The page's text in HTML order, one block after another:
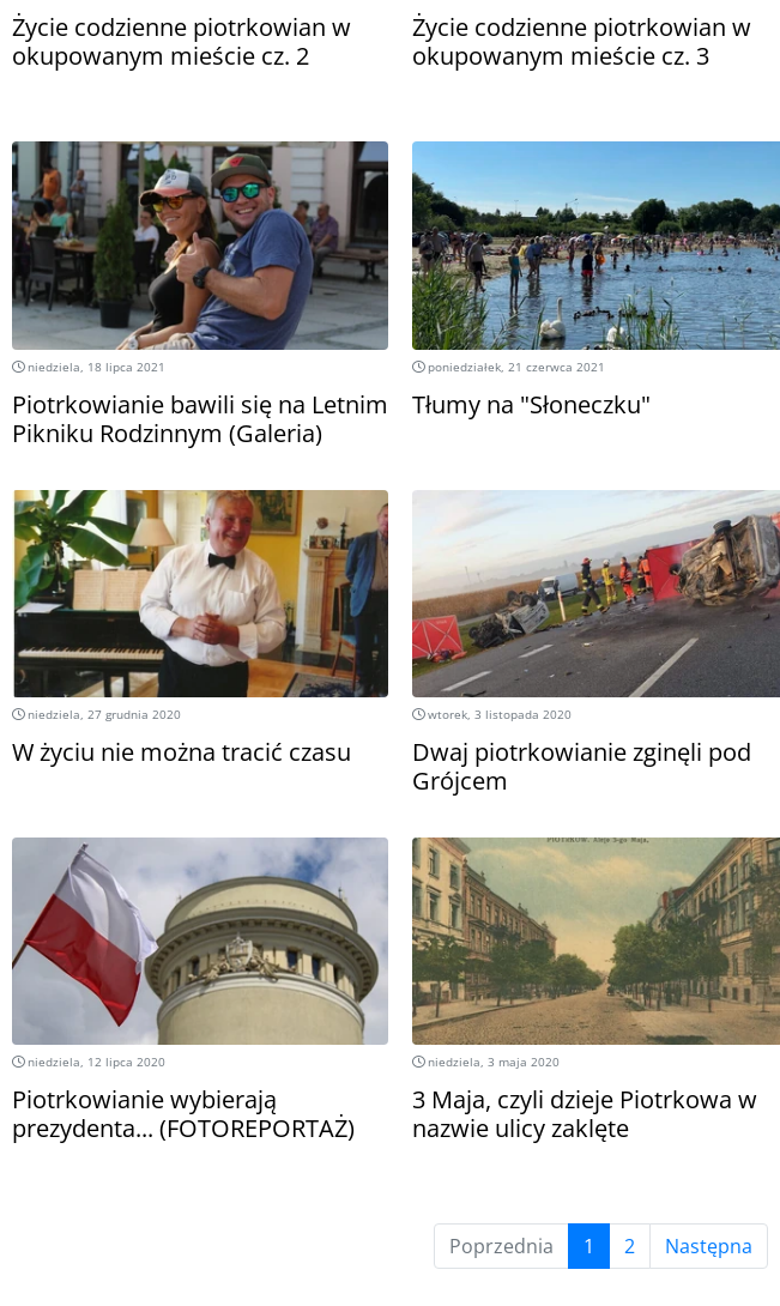
Życie codzienne piotrkowian w
okupowanym mieście cz. 2
Życie codzienne piotrkowian w
okupowanym mieście cz. 3
niedziela, 18 lipca 2021
Piotrkowianie bawili się na Letnim
Pikniku Rodzinnym (Galeria)
poniedziałek, 21 czerwca 2021
Tłumy na "Słoneczku"
niedziela, 27 grudnia 2020
W życiu nie można tracić czasu
wtorek, 3 listopada 2020
Dwaj piotrkowianie zginęli pod
Grójcem
niedziela, 12 lipca 2020
Piotrkowianie wybierają
prezydenta... (FOTOREPORTAŻ)
niedziela, 3 maja 2020
3 Maja, czyli dzieje Piotrkowa w
nazwie ulicy zaklęte
Poprzednia 1 (current)
2 Następna